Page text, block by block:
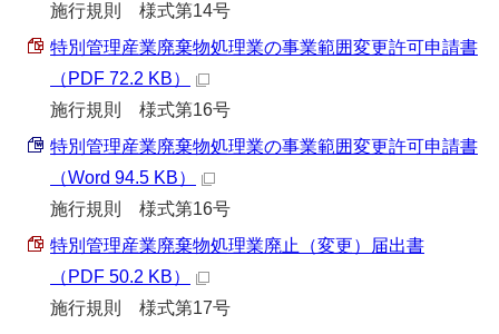
施行規則 様式第14号
特別管理産業廃棄物処理業の事業範囲変更許可申請書
（PDF 72.2 KB）
施行規則 様式第16号
特別管理産業廃棄物処理業の事業範囲変更許可申請書
（Word 94.5 KB）
施行規則 様式第16号
特別管理産業廃棄物処理業廃止（変更）届出書
（PDF 50.2 KB）
施行規則 様式第17号